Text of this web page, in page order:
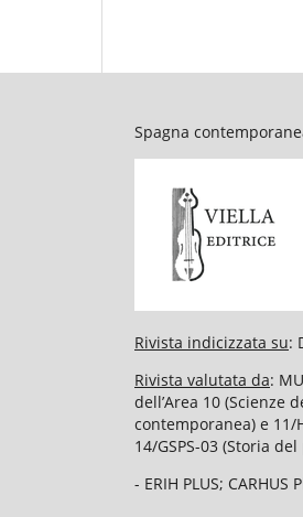
Spagna
Rivista indicizzata su:
Rivista valutata da:
dell’Area 10 (Scienze
contemporanea) e 11/
14/GSPS-03 (Storia
- ERIH PLUS;